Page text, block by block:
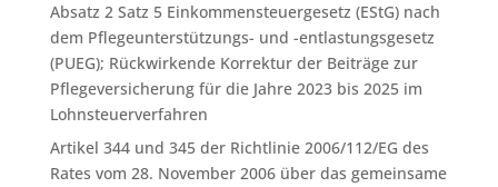
Absatz 2 Satz 5 Einkommensteuergesetz (EStG) nach
dem Pflegeunterstützungs- und -entlastungsgesetz
(PUEG); Rückwirkende Korrektur der Beiträge zur
Pflegeversicherung für die Jahre 2023 bis 2025 im
Lohnsteuerverfahren
Artikel 344 und 345 der Richtlinie 2006/112/EG des
Rates vom 28. November 2006 über das gemeinsame